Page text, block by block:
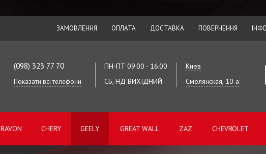
ЗАМОВЛЕННЯ ОПЛАТА ДОСТАВКА ПОВЕРНЕННЯ
(098) 323 77 70
Показати всі телефони
ПН-ПТ 09:00 - 16:00
СБ, НД ВИХІДНИЙ
Киев
Смелянская, 10 а
RAVON CHERY GEELY GREAT WALL ZAZ CHEVROLET